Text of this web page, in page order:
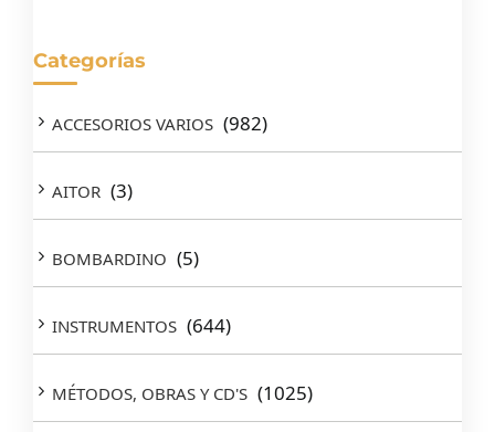
Categorías
ACCESORIOS VARIOS (982)
AITOR (3)
BOMBARDINO (5)
INSTRUMENTOS (644)
MÉTODOS, OBRAS Y CD'S (1025)